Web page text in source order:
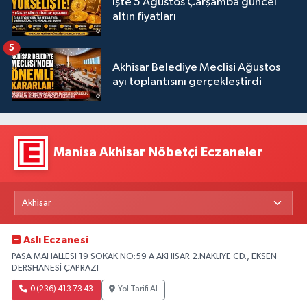
İşte 5 Ağustos Çarşamba güncel
altın fiyatları
Akhisar Belediye Meclisi Ağustos
ayı toplantısını gerçekleştirdi
5
Manisa Akhisar Nöbetçi Eczaneler
Aslı Eczanesi
PASA MAHALLESI 19 SOKAK NO:59 A AKHISAR 2.NAKLİYE CD., EKSEN
DERSHANESİ ÇAPRAZI
0 (236) 413 73 43 Yol Tarifi Al